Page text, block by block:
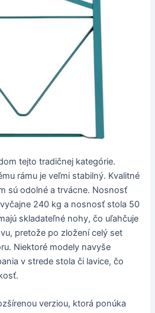
tejto tradičnej kategórie.
rámu je veľmi stabilný. Kvalitné
sú odolné a trvácne. Nosnosť
240 kg a nosnosť stola 50
skladateľné nohy, čo uľahčuje
pretože po zložení celý set
Niektoré modely navyše
v strede stola či lavice, čo
verziou, ktorá ponúka